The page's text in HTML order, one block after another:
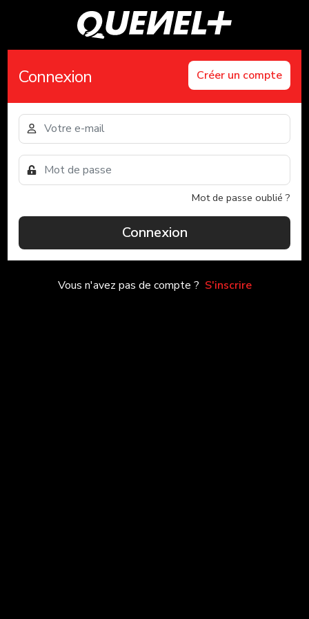
Connexion Créer un compte
Mot de passe oublié ?
Connexion
Vous n'avez pas de compte ? S'inscrire